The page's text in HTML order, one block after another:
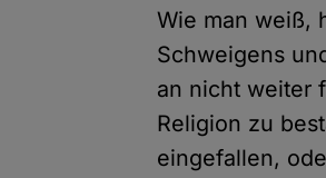
Wie man weiß,
Schweigens
an nicht weiter
Religion zu
eingefallen,